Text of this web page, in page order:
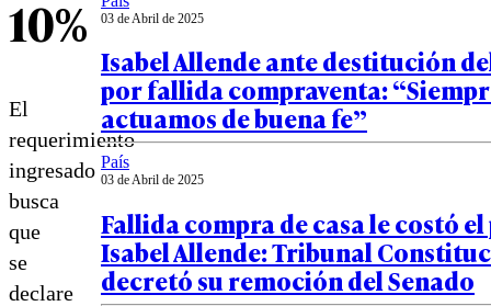
10%
El
requerimiento
ingresado
busca
que
se
declare
03 de Abril de 2025
Isabel Allende ante destitución
por fallida compraventa:
actuamos de buena fe”
País
03 de Abril de 2025
Fallida compra de casa le costó
Isabel Allende: Tribunal
decretó su remoción del Senado